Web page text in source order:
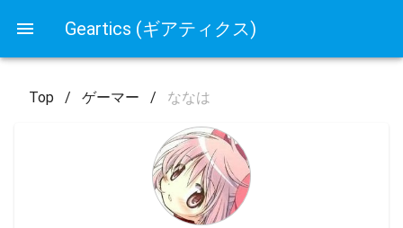
Geartics (ギアティクス)
Top / ゲーマー / ななは